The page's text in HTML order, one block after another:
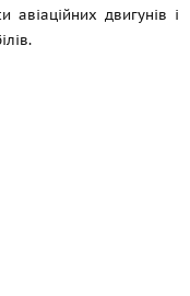
авіаційних двигунів і